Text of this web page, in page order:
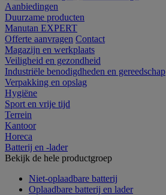
Aanbiedingen
Duurzame producten
Manutan EXPERT
Offerte aanvragen Contact
Magazijn en werkplaats
Veiligheid en gezondheid
Industriële benodigdheden en gereedschap
Verpakking en opslag
Hygiëne
Sport en vrije tijd
Terrein
Kantoor
Horeca
Batterij en -lader
Bekijk de hele productgroep
Niet-oplaadbare batterij
Oplaadbare batterij en lader